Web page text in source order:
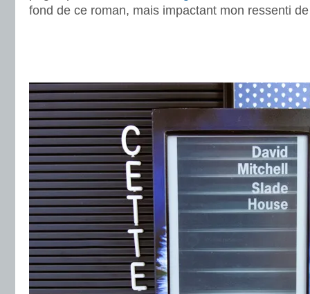
fond de ce roman, mais impactant mon ressenti